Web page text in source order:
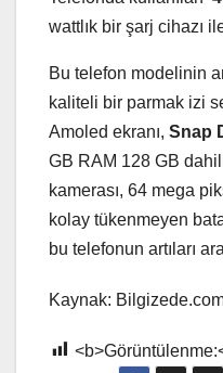
wattlık bir şarj cihazı
Bu telefon modelinin
kaliteli bir parmak izi
Amoled ekranı, Snap
GB RAM 128 GB
kamerası, 64 mega
kolay tükenmeyen
bu telefonun artıları
Kaynak: